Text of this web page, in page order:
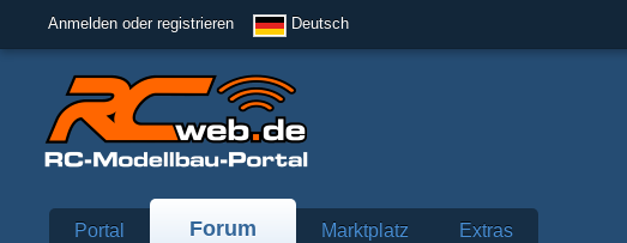
Anmelden oder registrieren Deutsch
Portal Forum Marktplatz Extras